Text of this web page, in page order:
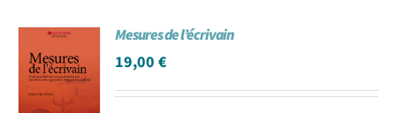
Mesures de l’écrivain
19,00€